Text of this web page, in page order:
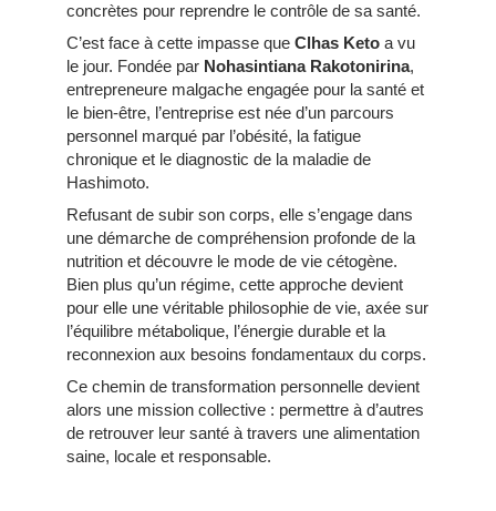
concrètes pour reprendre le contrôle de sa santé.
C’est face à cette impasse que Clhas Keto a vu
le jour. Fondée par Nohasintiana Rakotonirina,
entrepreneure malgache engagée pour la santé et
le bien-être, l’entreprise est née d’un parcours
personnel marqué par l’obésité, la fatigue
chronique et le diagnostic de la maladie de
Hashimoto.
Refusant de subir son corps, elle s’engage dans
une démarche de compréhension profonde de la
nutrition et découvre le mode de vie cétogène.
Bien plus qu’un régime, cette approche devient
pour elle une véritable philosophie de vie, axée sur
l’équilibre métabolique, l’énergie durable et la
reconnexion aux besoins fondamentaux du corps.
Ce chemin de transformation personnelle devient
alors une mission collective : permettre à d’autres
de retrouver leur santé à travers une alimentation
saine, locale et responsable.